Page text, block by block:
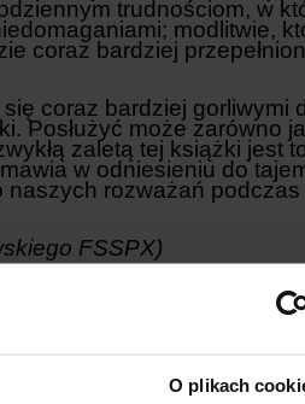
O plikach
trudnościom, w
modlitwie,
coraz bardziej
coraz bardziej gorliwymi
Posłużyć może zarówno
zaletą tej książki jest
w odniesieniu do
naszych rozważań
FSSPX)